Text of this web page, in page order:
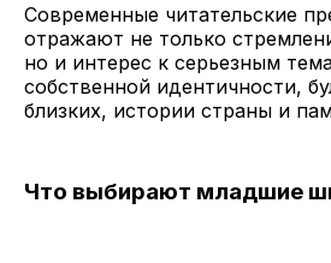
Современные читательские
отражают не только
но и интерес к серьезным
собственной идентичности,
близких, истории страны и
Что выбирают младшие